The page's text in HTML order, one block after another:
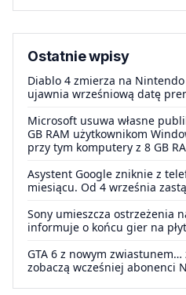
Ostatnie wpisy
Diablo 4 zmierza na
ujawnia wrześniową datę
Microsoft usuwa własne
GB RAM użytkownikom
przy tym komputery z 8 GB
Asystent Google zniknie z
miesiącu. Od 4 września
Sony umieszcza ostrzeżenia
informuje o końcu gier na
GTA 6 z nowym
zobaczą wcześniej abonenci